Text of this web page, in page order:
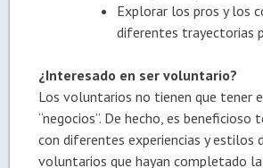
Explorar los pros y los
diferentes trayectorias
¿Interesado en ser voluntario?
Los voluntarios no tienen que tener
“negocios”. De hecho, es
con diferentes experiencias y estilos
voluntarios que hayan completado